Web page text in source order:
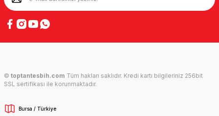
© toptantesbih.com Tüm hakları saklıdır. Kredi kartı bilgileriniz 256bit
SSL sertifikası ile korunmaktadır.
Bursa / Türkiye